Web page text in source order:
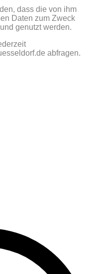
dass die von ihm
Daten zum Zweck
genutzt werden.
abfragen.